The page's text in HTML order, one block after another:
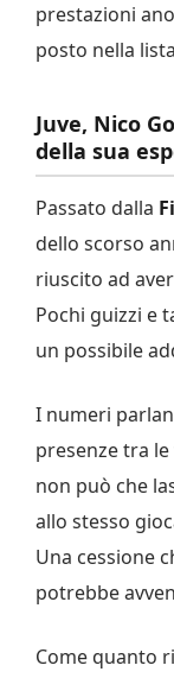
prestazioni
posto nella
Juve, Nico
della sua
Passato dalla
dello scorso
riuscito ad
Pochi guizzi e
un possibile
I numeri
presenze tra
non può che
allo stesso
Una cessione
potrebbe
Come quanto